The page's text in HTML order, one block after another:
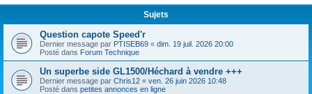
c
Sujets
Question capote Speed'r
Dernier message par PTISEB69 « dim. 19 juil. 2026 20:00
Posté dans Forum Technique
Un superbe side GL1500/Héchard à vendre +++
Dernier message par Chris12 « ven. 26 juin 2026 10:48
Posté dans petites annonces en ligne